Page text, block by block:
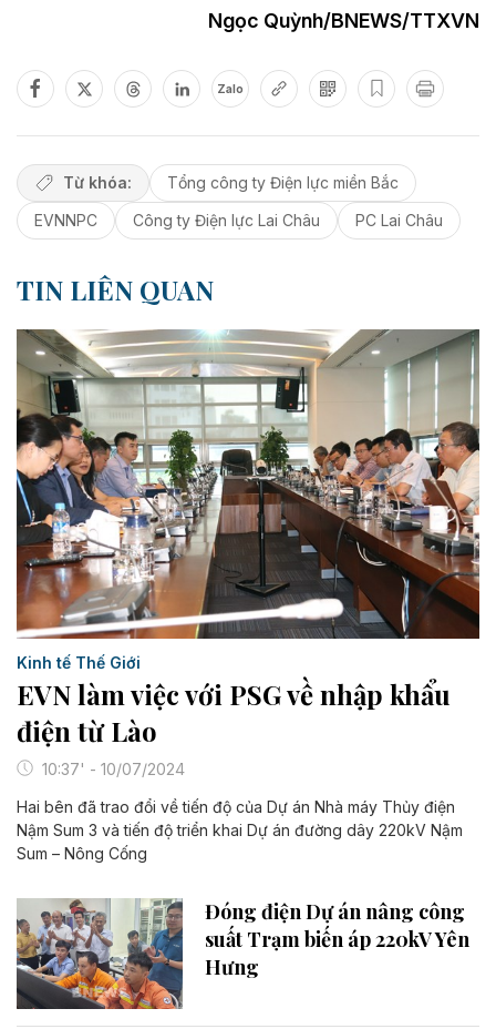
Ngọc Quỳnh/BNEWS/TTXVN
Zalo
Từ khóa:
Tổng công ty Điện lực miền Bắc
EVNNPC
Công ty Điện lực Lai Châu PC Lai Châu
TIN LIÊN QUAN
Kinh tế Thế Giới
EVN làm việc với PSG về nhập khẩu
điện từ Lào
10:37' - 10/07/2024
Hai bên đã trao đổi về tiến độ của Dự án Nhà máy Thủy điện
Nậm Sum 3 và tiến độ triển khai Dự án đường dây 220kV Nậm
Sum – Nông Cống
Đóng điện Dự án nâng công
suất Trạm biến áp 220kV Yên
Hưng